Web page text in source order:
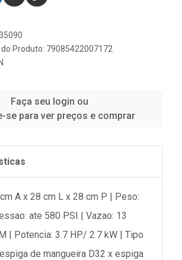
Produto: 79085422007172
Faça seu login ou
se para ver preços e comprar
A x 28 cm L x 28 cm P | Peso:
ate 580 PSI | Vazao: 13
| Potencia: 3.7 HP/ 2.7 kW | Tipo
de mangueira D32 x espiga